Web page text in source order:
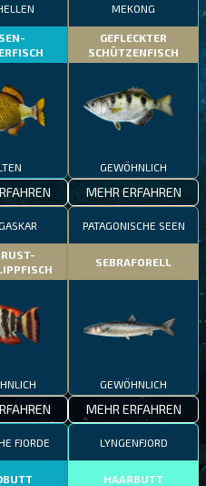
MEKONG
GEFLECKTER
SCHÜTZENFISCH
GEWÖHNLICH
MEHR ERFAHREN
PATAGONISCHE SEEN
SEBRAFORELL
GEWÖHNLICH
MEHR ERFAHREN
FJORDE LYNGENFJORD
HAARBUTT